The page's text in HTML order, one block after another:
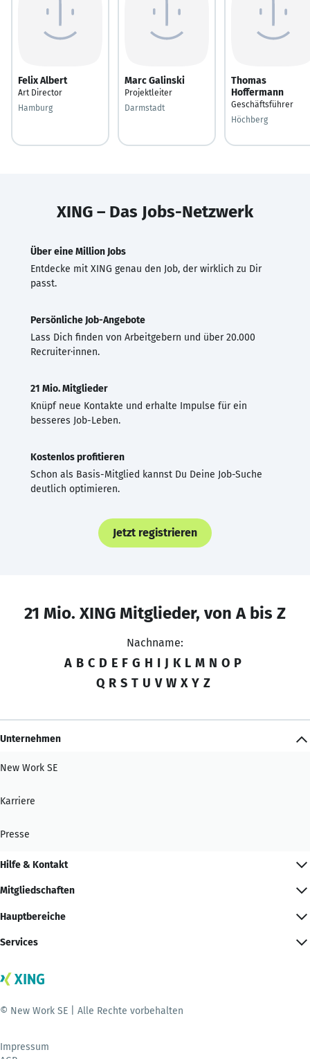
Felix Albert
Art Director
Hamburg
Marc Galinski
Projektleiter
Darmstadt
Thomas
Hoffermann
Geschäftsführer
Höchberg
XING – Das Jobs-Netzwerk
Über eine Million Jobs
Entdecke mit XING genau den Job, der wirklich zu Dir
passt.
Persönliche Job-Angebote
Lass Dich finden von Arbeitgebern und über 20.000
Recruiter·innen.
21 Mio. Mitglieder
Knüpf neue Kontakte und erhalte Impulse für ein
besseres Job-Leben.
Kostenlos profitieren
Schon als Basis-Mitglied kannst Du Deine Job-Suche
deutlich optimieren.
Jetzt registrieren
21 Mio. XING Mitglieder, von A bis Z
Nachname:
A B C D E F G H I J K L M N O P
Q R S T U V W X Y Z
Unternehmen
New Work SE
Karriere
Presse
Hilfe & Kontakt
Mitgliedschaften
Hauptbereiche
Services
© New Work SE | Alle Rechte vorbehalten
Impressum